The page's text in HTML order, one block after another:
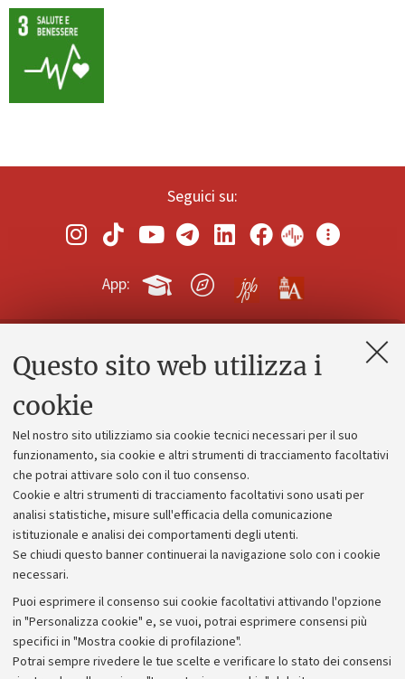
Questo sito web utilizza i
cookie
Nel nostro sito utilizziamo sia cookie tecnici necessari per il suo
funzionamento, sia cookie e altri strumenti di tracciamento facoltativi
che potrai attivare solo con il tuo consenso.
Cookie e altri strumenti di tracciamento facoltativi sono usati per
analisi statistiche, misure sull'efficacia della comunicazione
istituzionale e analisi dei comportamenti degli utenti.
Se chiudi questo banner continuerai la navigazione solo con i cookie
necessari.
Puoi esprimere il consenso sui cookie facoltativi attivando l'opzione
in "Personalizza cookie" e, se vuoi, potrai esprimere consensi più
specifici in "Mostra cookie di profilazione".
Potrai sempre rivedere le tue scelte e verificare lo stato dei consensi
Seguici su:
App:
Contatti e PEC
Alumni community
Piano strategico
Bilanci
Donazioni e 5x1000
Bandi, gare e concorsi
Albo online
Amministrazione trasparente